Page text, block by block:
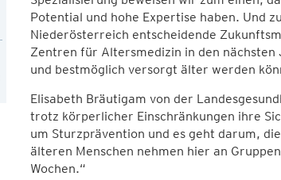
Potential und hohe Expertise haben. Und
Niederösterreich entscheidende
Zentren für Altersmedizin in den
und bestmöglich versorgt älter werden
Elisabeth Bräutigam von der
trotz körperlicher Einschränkungen ihre
um Sturzprävention und es geht darum,
älteren Menschen nehmen hier an
Wochen.“